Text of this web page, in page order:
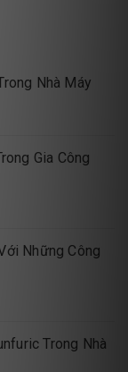
Nhà Máy
Gia Công
Những Công
Trong Nhà